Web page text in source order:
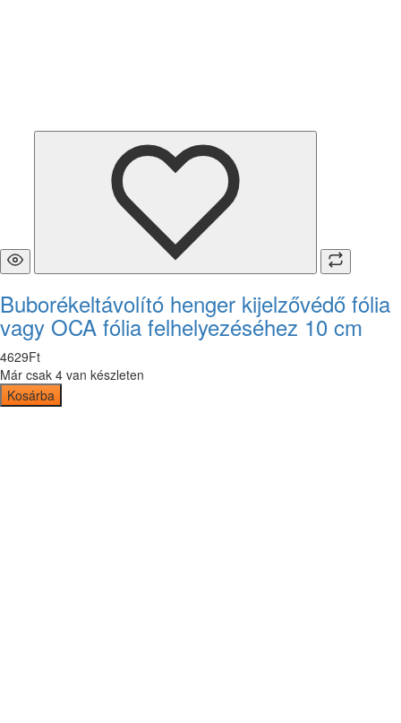
Buborékeltávolító henger kijelzővédő fólia
vagy OCA fólia felhelyezéséhez 10 cm
4629Ft
Már csak 4 van készleten
Kosárba